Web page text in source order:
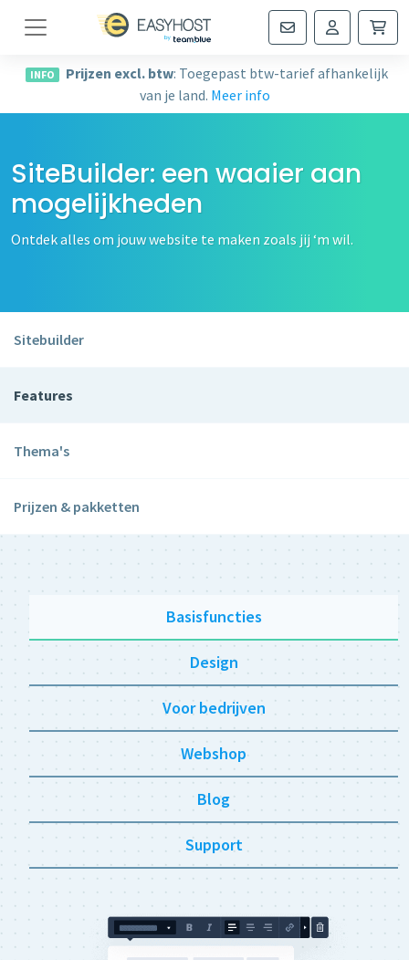
Navigatie
INFO Prijzen excl. btw: Toegepast btw-tarief afhankelijk
van je land. Meer info
SiteBuilder: een waaier aan
mogelijkheden
Ontdek alles om jouw website te maken zoals jij ‘m wil.
Sitebuilder
Features
Thema's
Prijzen & pakketten
Basisfuncties
Design
Voor bedrijven
Webshop
Blog
Support